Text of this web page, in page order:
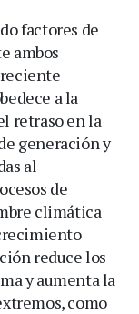
factores de
ambos
a la
retraso en la
generación y
al
de
climática
reduce los
y aumenta la
como